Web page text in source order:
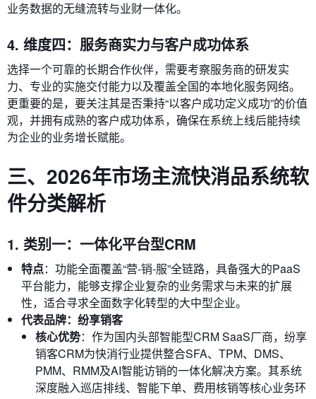
业务数据的无缝流转与业财一体化。
4. 维度四：服务商实力与客户成功体系
选择一个可靠的长期合作伙伴，需要考察服务商的研发实
力、专业的实施交付能力以及覆盖全国的本地化服务网络。
更重要的是，要关注其是否秉持“以客户成功定义成功”的价值
观，并拥有成熟的客户成功体系，确保在系统上线后能持续
为企业的业务增长赋能。
三、2026年市场主流快消品系统软
件分类解析
1. 类别一：一体化平台型CRM
特点：功能全面覆盖“营-销-服”全链路，具备强大的PaaS
平台能力，能够支撑企业复杂的业务需求与未来的扩展
性，适合寻求全面数字化转型的大中型企业。
代表品牌：纷享销客
核心优势：作为国内头部智能型CRM SaaS厂商，纷享
销客CRM为快消行业提供整合SFA、TPM、DMS、
PMM、RMM及AI智能访销的一体化解决方案。其系统
深度融入巡店排线、智能下单、费用核销等核心业务环